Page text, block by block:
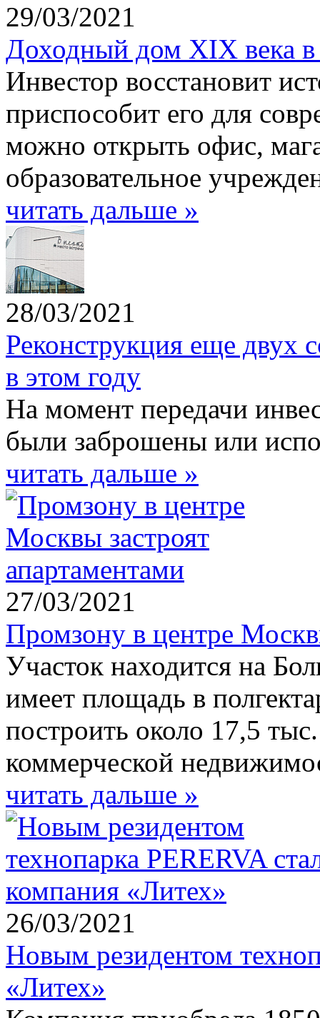
29/03/2021
Доходный дом XIX века в
Инвестор восстановит
приспособит его для
можно открыть офис,
образовательное
читать дальше »
28/03/2021
Реконструкция еще двух
в этом году
На момент передачи
были заброшены или
читать дальше »
27/03/2021
Промзону в центре
Участок находится на
имеет площадь в
построить около 17,5
коммерческой
читать дальше »
26/03/2021
Новым резидентом
«Литех»